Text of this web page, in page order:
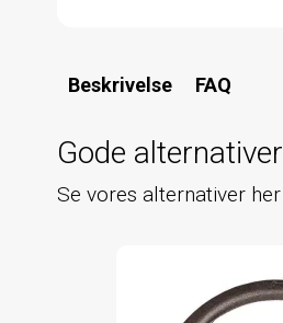
Beskrivelse FAQ
Gode alternativer
Se vores alternativer her